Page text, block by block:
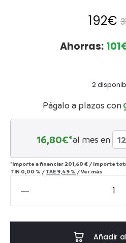
El
precio
era:
315€.
192€
El
precio
192€.
Ahorras: 101
2
Págalo a plazos con
16,80€*al mes en
*Importe a financiar 201,60 € / Importe
TIN 0,00 % / TAE 9,49 % /Ver más
Añadir